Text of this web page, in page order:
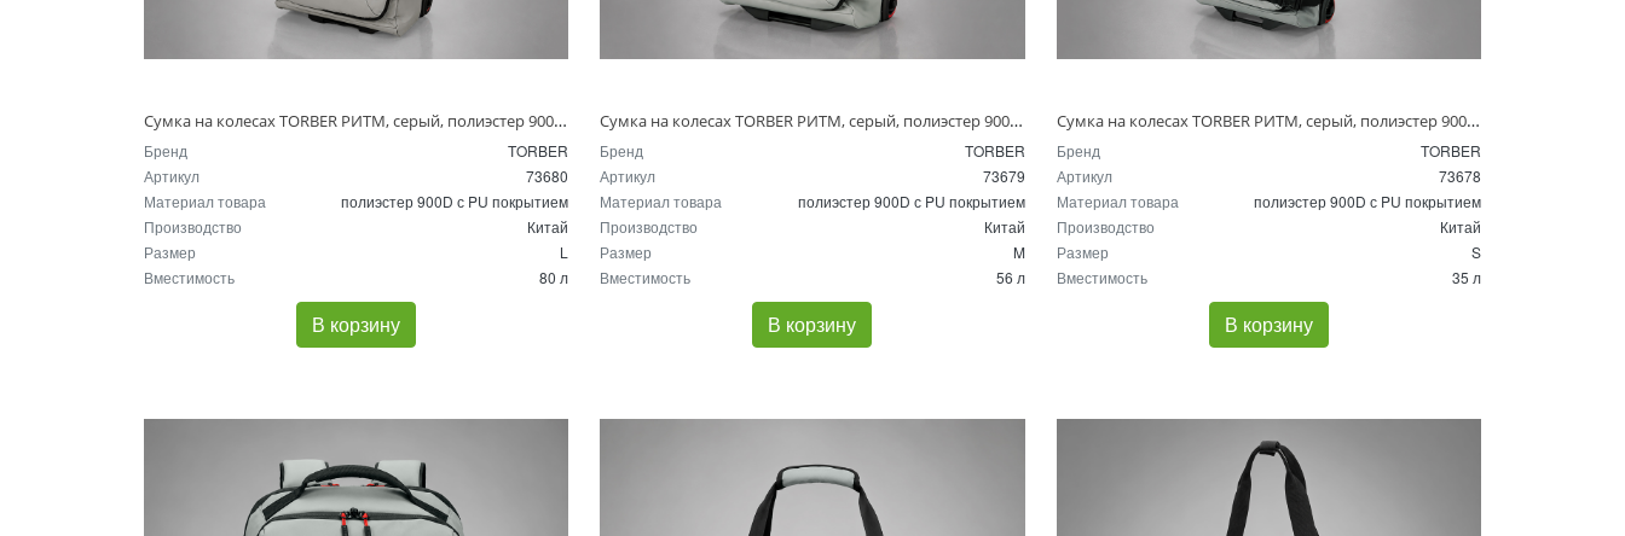
Сумка на колесах TORBER РИТМ, серый, полиэстер 900D с PU покрытием, 74 х 42 х 31 см, 80 л
Бренд
TORBER
Артикул
73680
Материал товара
полиэстер 900D с PU покрытием
Производство
Китай
Размер
L
Вместимость
80 л
В корзину
Сумка на колесах TORBER РИТМ, серый, полиэстер 900D с PU покрытием, 62 х 39,5 х 28,5 см, 56 л
Бренд
TORBER
Артикул
73679
Материал товара
полиэстер 900D с PU покрытием
Производство
Китай
Размер
M
Вместимость
56 л
В корзину
Сумка на колесах TORBER РИТМ, серый, полиэстер 900D с PU покрытием, 49 x 35,5 x 26 см, 35 л
Бренд
TORBER
Артикул
73678
Материал товара
полиэстер 900D с PU покрытием
Производство
Китай
Размер
S
Вместимость
35 л
В корзину